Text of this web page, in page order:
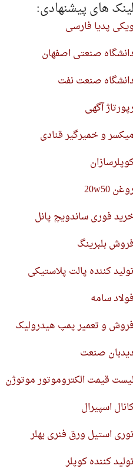
لینک های پیشنهادی:
ویکی پدیا فارسی
دانشگاه صنعتی اصفهان
دانشگاه صنعت نفت
رپورتاژ آگهی
میکسر و خمیرگیر قنادی
روغن 20w50
فوری ساندویچ پانل
فروش بلبرینگ
تولید کننده پالت پلاستیکی
فولاد سامه
فروش و تعمیر پمپ هیدرولیک
دیدبان صنعت
لیست قیمت الکتروموتور موتوژن
اسپیرال
توری استیل ورق فنری بهلر
تولید کننده کوپلر